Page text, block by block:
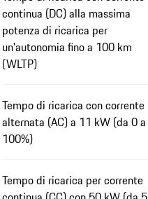
continua (DC) alla massima
potenza di ricarica per
un'autonomia fino a 100 km
(WLTP)
Tempo di ricarica con corrente
alternata (AC) a 11 kW (da 0 a
100%)
Tempo di ricarica per corrente